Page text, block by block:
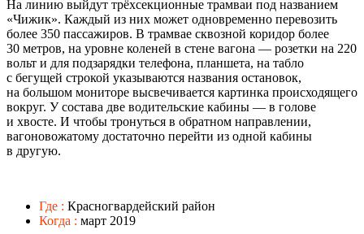
На линию выйдут трёхсекционные трамваи под названием
«Чижик». Каждый из них может одновременно перевозить
более 350 пассажиров. В трамвае сквозной коридор более
30 метров, на уровне коленей в стене вагона — розетки на 220
вольт и для подзарядки телефона, планшета, на табло
с бегущей строкой указываются названия остановок,
на большом мониторе высвечивается картинка происходящего
вокруг. У состава две водительские кабины — в голове
и хвосте. И чтобы тронуться в обратном направлении,
вагоновожатому достаточно перейти из одной кабины
в другую.
Где : Красногвардейский район
Когда : март 2019